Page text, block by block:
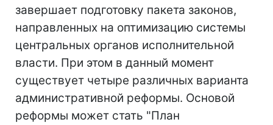
завершает подготовку пакета законов,
направленных на оптимизацию системы
центральных органов исполнительной
власти. При этом в данный момент
существует четыре различных варианта
административной реформы. Основой
реформы может стать "План